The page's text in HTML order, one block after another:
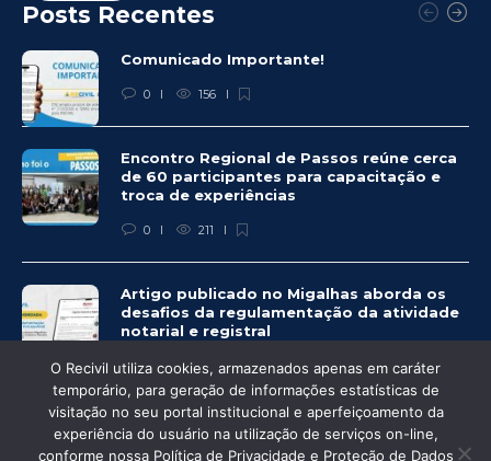
Posts Recentes
Comunicado Importante!
0 156
Encontro Regional de Passos reúne cerca
de 60 participantes para capacitação e
troca de experiências
0 211
Artigo publicado no Migalhas aborda os
desafios da regulamentação da atividade
notarial e registral
0 465
O Recivil utiliza cookies, armazenados apenas em caráter
temporário, para geração de informações estatísticas de
visitação no seu portal institucional e aperfeiçoamento da
experiência do usuário na utilização de serviços on-line,
conforme nossa Política de Privacidade e Proteção de Dados